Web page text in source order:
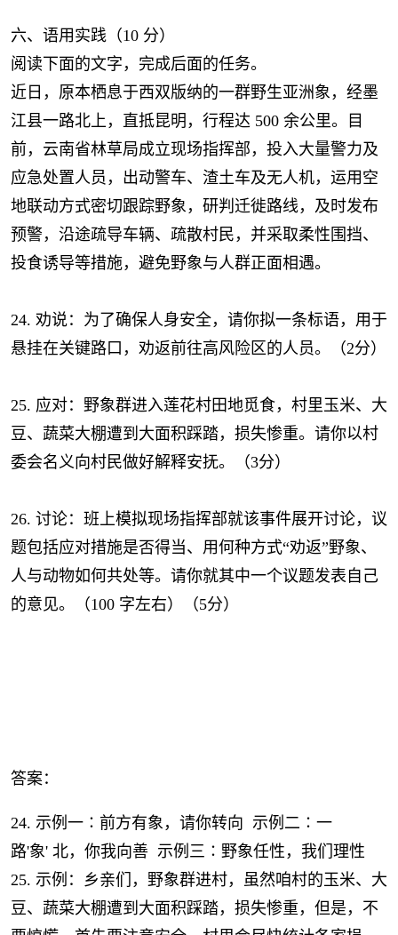
六、语用实践（10 分）
阅读下面的文字，完成后面的任务。
近日，原本栖息于西双版纳的一群野生亚洲象，经墨
江县一路北上，直抵昆明，行程达 500 余公里。目
前，云南省林草局成立现场指挥部，投入大量警力及
应急处置人员，出动警车、渣土车及无人机，运用空
地联动方式密切跟踪野象，研判迁徙路线，及时发布
预警，沿途疏导车辆、疏散村民，并采取柔性围挡、
投食诱导等措施，避免野象与人群正面相遇。
24. 劝说：为了确保人身安全，请你拟一条标语，用于
悬挂在关键路口，劝返前往高风险区的人员。（2分）
25. 应对：野象群进入莲花村田地觅食，村里玉米、大
豆、蔬菜大棚遭到大面积踩踏，损失惨重。请你以村
委会名义向村民做好解释安抚。（3分）
26. 讨论：班上模拟现场指挥部就该事件展开讨论，议
题包括应对措施是否得当、用何种方式“劝返”野象、
人与动物如何共处等。请你就其中一个议题发表自己
的意见。（100 字左右）（5分）
答案：
24. 示例一∶前方有象，请你转向 示例二∶一
路'象' 北，你我向善 示例三∶野象任性，我们理性
25. 示例：乡亲们，野象群进村，虽然咱村的玉米、大
豆、蔬菜大棚遭到大面积踩踏，损失惨重，但是，不